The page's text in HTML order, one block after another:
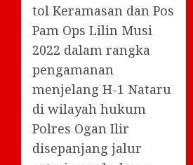
tol Keramasan dan Pos
Pam Ops Lilin Musi
2022 dalam rangka
pengamanan
menjelang H-1 Nataru
di wilayah hukum
Polres Ogan Ilir
disepanjang jalur